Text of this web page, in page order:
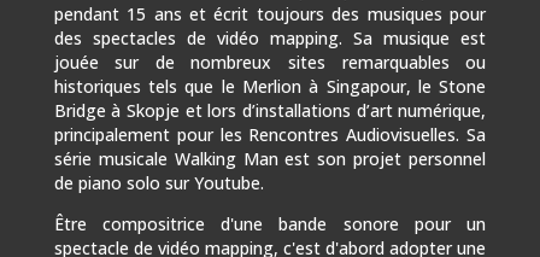
pendant 15 ans et écrit toujours des musiques pour
des spectacles de vidéo mapping. Sa musique est
jouée sur de nombreux sites remarquables ou
historiques tels que le Merlion à Singapour, le Stone
Bridge à Skopje et lors d’installations d’art numérique,
principalement pour les Rencontres Audiovisuelles. Sa
série musicale Walking Man est son projet personnel
de piano solo sur Youtube.
Être compositrice d'une bande sonore pour un
spectacle de vidéo mapping, c'est d'abord adopter une